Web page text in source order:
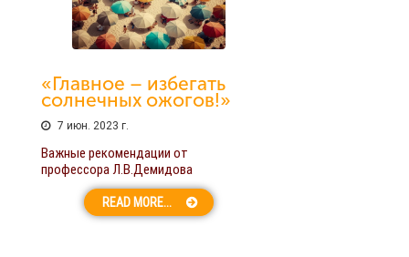
«Главное – избегать
солнечных ожогов!»
7 июн. 2023 г.
Важные рекомендации от
профессора Л.В.Демидова
READ MORE...